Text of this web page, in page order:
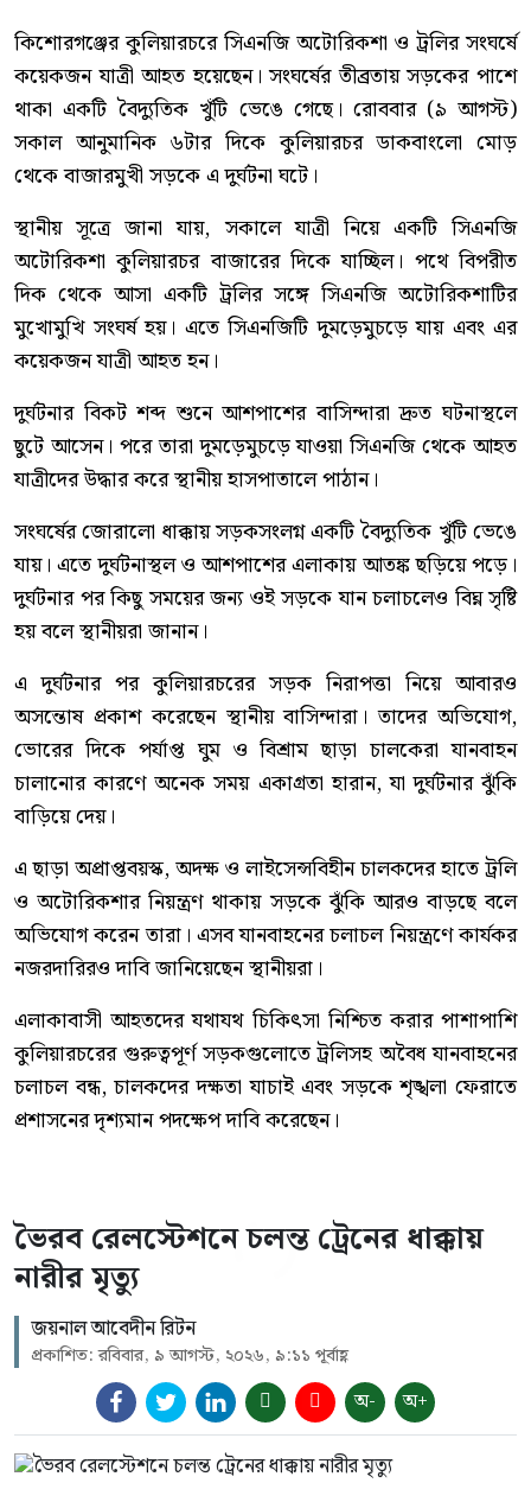
কিশোরগঞ্জের কুলিয়ারচরে সিএনজি অটোরিকশা ও ট্রলির সংঘর্ষে
কয়েকজন যাত্রী আহত হয়েছেন। সংঘর্ষের তীব্রতায় সড়কের পাশে
থাকা একটি বৈদ্যুতিক খুঁটি ভেঙে গেছে। রোববার (৯ আগস্ট)
সকাল আনুমানিক ৬টার দিকে কুলিয়ারচর ডাকবাংলো মোড়
থেকে বাজারমুখী সড়কে এ দুর্ঘটনা ঘটে।
স্থানীয় সূত্রে জানা যায়, সকালে যাত্রী নিয়ে একটি সিএনজি
অটোরিকশা কুলিয়ারচর বাজারের দিকে যাচ্ছিল। পথে বিপরীত
দিক থেকে আসা একটি ট্রলির সঙ্গে সিএনজি অটোরিকশাটির
মুখোমুখি সংঘর্ষ হয়। এতে সিএনজিটি দুমড়েমুচড়ে যায় এবং এর
কয়েকজন যাত্রী আহত হন।
দুর্ঘটনার বিকট শব্দ শুনে আশপাশের বাসিন্দারা দ্রুত ঘটনাস্থলে
ছুটে আসেন। পরে তারা দুমড়েমুচড়ে যাওয়া সিএনজি থেকে আহত
যাত্রীদের উদ্ধার করে স্থানীয় হাসপাতালে পাঠান।
সংঘর্ষের জোরালো ধাক্কায় সড়কসংলগ্ন একটি বৈদ্যুতিক খুঁটি ভেঙে
যায়। এতে দুর্ঘটনাস্থল ও আশপাশের এলাকায় আতঙ্ক ছড়িয়ে পড়ে।
দুর্ঘটনার পর কিছু সময়ের জন্য ওই সড়কে যান চলাচলেও বিঘ্ন সৃষ্টি
হয় বলে স্থানীয়রা জানান।
এ দুর্ঘটনার পর কুলিয়ারচরের সড়ক নিরাপত্তা নিয়ে আবারও
অসন্তোষ প্রকাশ করেছেন স্থানীয় বাসিন্দারা। তাদের অভিযোগ,
ভোরের দিকে পর্যাপ্ত ঘুম ও বিশ্রাম ছাড়া চালকেরা যানবাহন
চালানোর কারণে অনেক সময় একাগ্রতা হারান, যা দুর্ঘটনার ঝুঁকি
বাড়িয়ে দেয়।
এ ছাড়া অপ্রাপ্তবয়স্ক, অদক্ষ ও লাইসেন্সবিহীন চালকদের হাতে ট্রলি
ও অটোরিকশার নিয়ন্ত্রণ থাকায় সড়কে ঝুঁকি আরও বাড়ছে বলে
অভিযোগ করেন তারা। এসব যানবাহনের চলাচল নিয়ন্ত্রণে কার্যকর
নজরদারিরও দাবি জানিয়েছেন স্থানীয়রা।
এলাকাবাসী আহতদের যথাযথ চিকিৎসা নিশ্চিত করার পাশাপাশি
কুলিয়ারচরের গুরুত্বপূর্ণ সড়কগুলোতে ট্রলিসহ অবৈধ যানবাহনের
চলাচল বন্ধ, চালকদের দক্ষতা যাচাই এবং সড়কে শৃঙ্খলা ফেরাতে
প্রশাসনের দৃশ্যমান পদক্ষেপ দাবি করেছেন।
ভৈরব রেলস্টেশনে চলন্ত ট্রেনের ধাক্কায়
নারীর মৃত্যু
জয়নাল আবেদীন রিটন
প্রকাশিত: রবিবার, ৯ আগস্ট, ২০২৬, ৯:১১ পূর্বাহ্ণ
অ- অ+